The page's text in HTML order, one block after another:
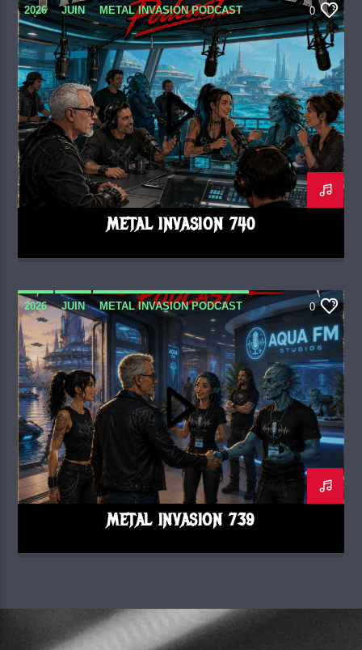
2026 JUIN METAL INVASION PODCAST 0
METAL INVASION 740
2026 JUIN METAL INVASION PODCAST 0
METAL INVASION 739